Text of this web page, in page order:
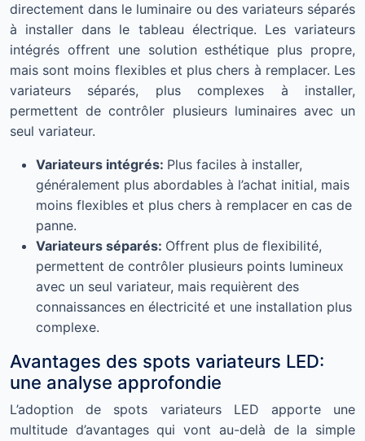
directement dans le luminaire ou des variateurs séparés
à installer dans le tableau électrique. Les variateurs
intégrés offrent une solution esthétique plus propre,
mais sont moins flexibles et plus chers à remplacer. Les
variateurs séparés, plus complexes à installer,
permettent de contrôler plusieurs luminaires avec un
seul variateur.
Variateurs intégrés: Plus faciles à installer,
généralement plus abordables à l’achat initial, mais
moins flexibles et plus chers à remplacer en cas de
panne.
Variateurs séparés: Offrent plus de flexibilité,
permettent de contrôler plusieurs points lumineux
avec un seul variateur, mais requièrent des
connaissances en électricité et une installation plus
complexe.
Avantages des spots variateurs LED:
une analyse approfondie
L’adoption de spots variateurs LED apporte une
multitude d’avantages qui vont au-delà de la simple